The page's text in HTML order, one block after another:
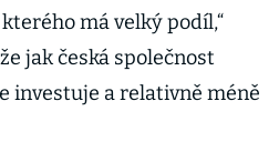
má velký podíl,“
jak česká společnost
investuje a relativně méně